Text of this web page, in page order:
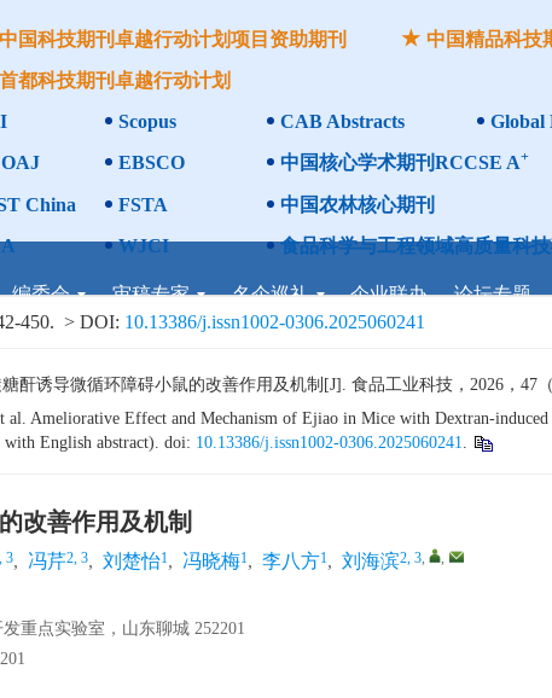
中国科技期刊卓越行动计划项目资助期刊
中国精品科技
首都科技期刊卓越行动计划
Scopus CAB Abstracts Global
EBSCO 中国核心学术期刊RCCSE A+
China FSTA 中国农林核心期刊
WJCI 食品科学与工程领域高质量科
编委会 审稿专家 名企巡礼 企业联办 论坛专题
450. > DOI: 10.13386/j.issn1002-0306.2025060241
酐诱导微循环障碍小鼠的改善作用及机制[J]. 食品工业科技，2026，47
al. Ameliorative Effect and Mechanism of Ejiao in Mice with Dextran-
English abstract). doi: 10.13386/j.issn1002-0306.2025060241.
改善作用及机制
3, 冯芹2, 3, 刘楚怡1, 冯晓梅1, 李八方1, 刘海滨2, 3, ,
重点实验室，山东聊城 252201